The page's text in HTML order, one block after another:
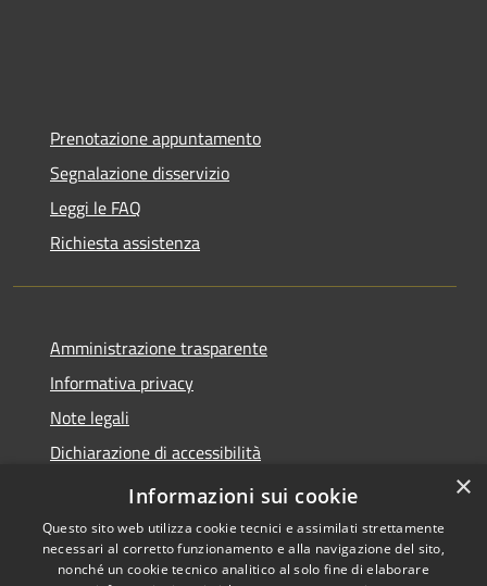
Prenotazione appuntamento
Segnalazione disservizio
Leggi le FAQ
Richiesta assistenza
Amministrazione trasparente
Informativa privacy
Note legali
Dichiarazione di accessibilità
Statistiche Web
×
Informazioni sui cookie
Questo sito web utilizza cookie tecnici e assimilati strettamente
necessari al corretto funzionamento e alla navigazione del sito,
nonché un cookie tecnico analitico al solo fine di elaborare